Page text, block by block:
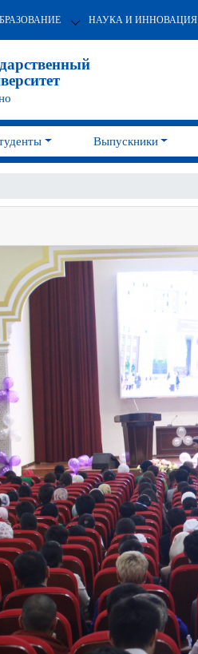
НАУКА И ИННОВАЦИЯ
Выпускники